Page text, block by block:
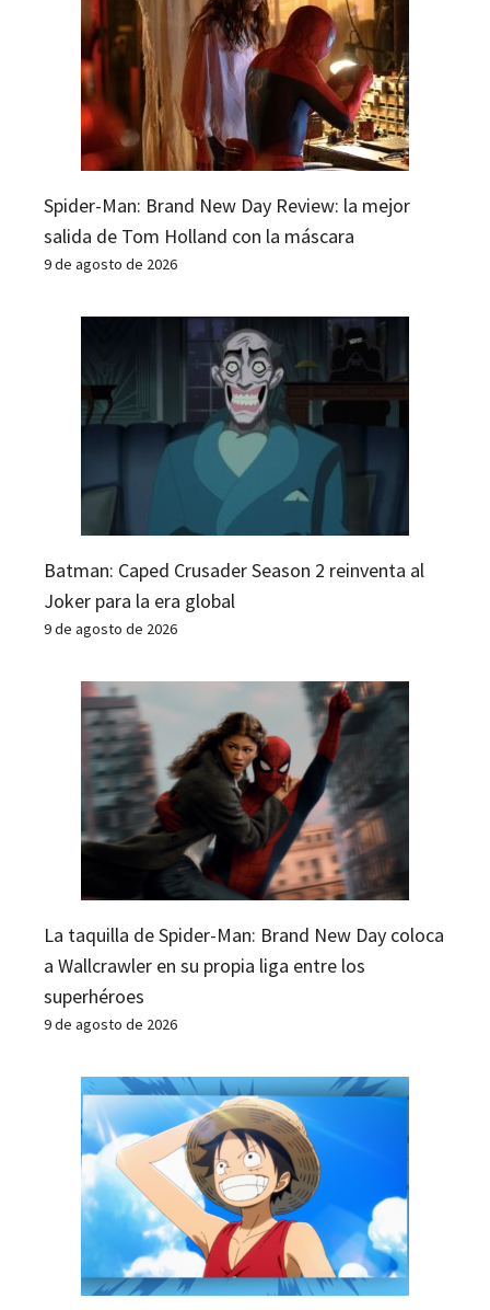
Spider-Man: Brand New Day Review: la mejor
salida de Tom Holland con la máscara
9 de agosto de 2026
Batman: Caped Crusader Season 2 reinventa al
Joker para la era global
9 de agosto de 2026
La taquilla de Spider-Man: Brand New Day coloca
a Wallcrawler en su propia liga entre los
superhéroes
9 de agosto de 2026